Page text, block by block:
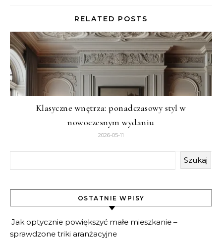
RELATED POSTS
Klasyczne wnętrza: ponadczasowy styl w
nowoczesnym wydaniu
2026-05-11
Szukaj
OSTATNIE WPISY
Jak optycznie powiększyć małe mieszkanie –
sprawdzone triki aranżacyjne